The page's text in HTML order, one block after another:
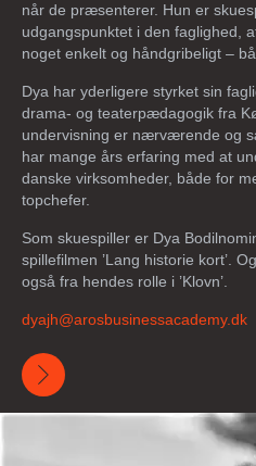
når de præsenterer. Hun er
udgangspunktet i den faglighed,
noget enkelt og håndgribeligt –
Dya har yderligere styrket sin
drama- og teaterpædagogik fra
undervisning er nærværende og
har mange års erfaring med at
danske virksomheder, både for
topchefer.
Som skuespiller er Dya
spillefilmen ’Lang historie kort’.
også fra hendes rolle i ’Klovn’.
dyajh@arosbusinessacademy.dk